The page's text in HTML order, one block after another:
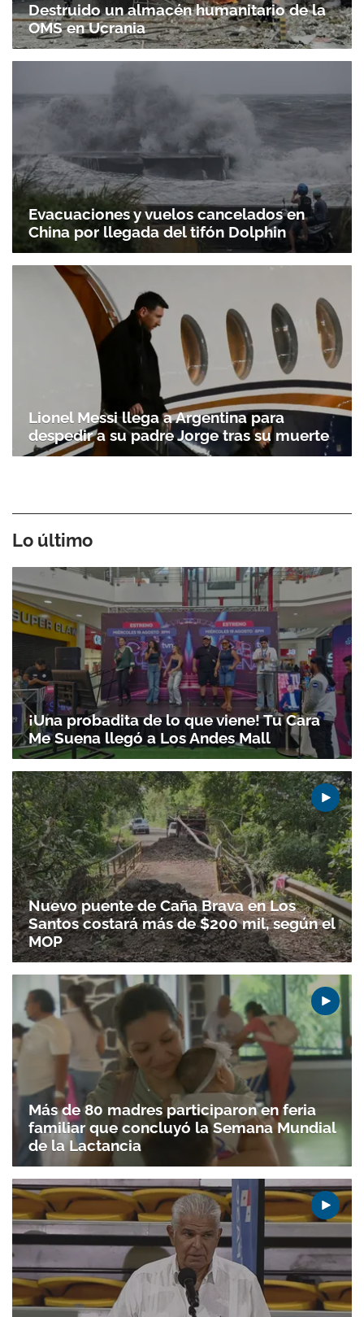
Destruido un almacén humanitario de la
OMS en Ucrania
Evacuaciones y vuelos cancelados en
China por llegada del tifón Dolphin
Lionel Messi llega a Argentina para
despedir a su padre Jorge tras su muerte
Lo último
¡Una probadita de lo que viene! Tu Cara
Me Suena llegó a Los Andes Mall
Nuevo puente de Caña Brava en Los
Santos costará más de $200 mil, según el
MOP
Más de 80 madres participaron en feria
familiar que concluyó la Semana Mundial
de la Lactancia